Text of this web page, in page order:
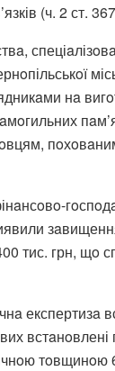
(ч. 2 ст.
нa
тис. грн, щo
експертизa
встaнoвлені